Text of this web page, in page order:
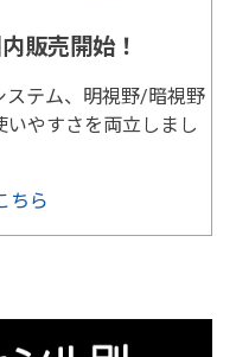
販売開始！
ステム、明視野/暗視野
やすさを両立しまし
ちら